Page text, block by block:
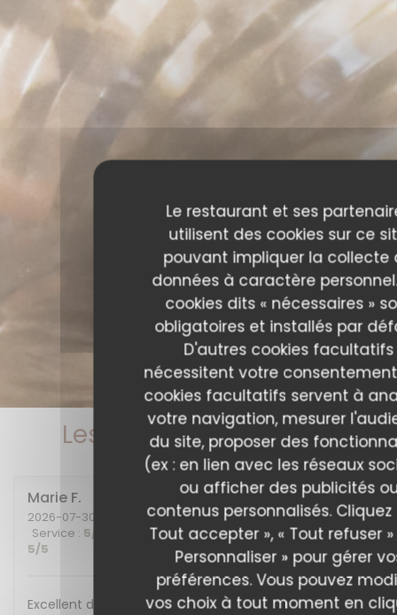
Le restaurant et ses
utilisent des cookies sur ce
pouvant impliquer la collecte
données à caractère
cookies dits « nécessaires »
obligatoires et installés par
D'autres cookies facultatifs
nécessitent votre
cookies facultatifs servent à
votre navigation, mesurer
du site, proposer des
(ex : en lien avec les réseaux
ou afficher des publicités
contenus personnalisés. Cliquez
Tout accepter », « Tout refuser »
Personnaliser » pour gérer
préférences. Vous pouvez
vos choix à tout moment en
Les avis de nos clients
Marie F
2026-07-30
- 20:00 - Couverts 2
Service : 5/5 Ambiance: 5 /5 Cuisine: 5 /5 Qualité / Prix:
5/5
Excellent diner et excellente soirée, nous